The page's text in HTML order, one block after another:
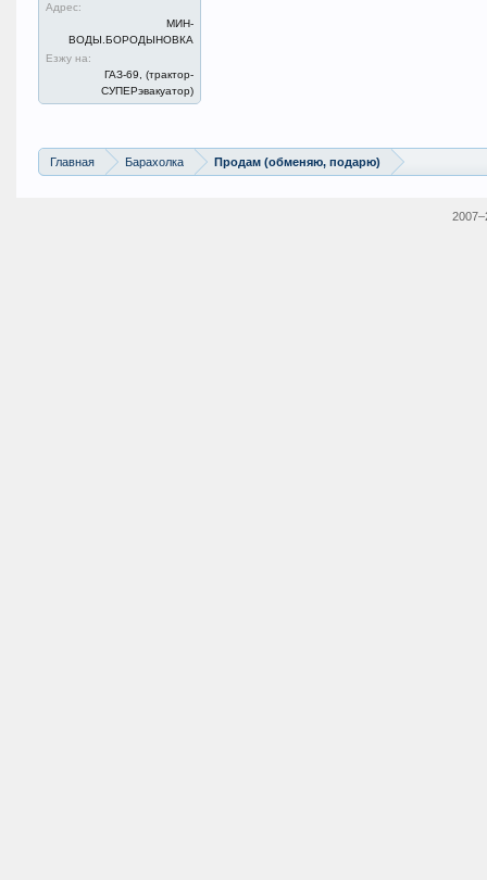
Адрес:
МИН-
ВОДЫ.БОРОДЫНОВКА
Езжу на:
ГАЗ-69, (трактор-
СУПЕРэвакуатор)
Главная Барахолка Продам (обменяю, подарю)
2007–